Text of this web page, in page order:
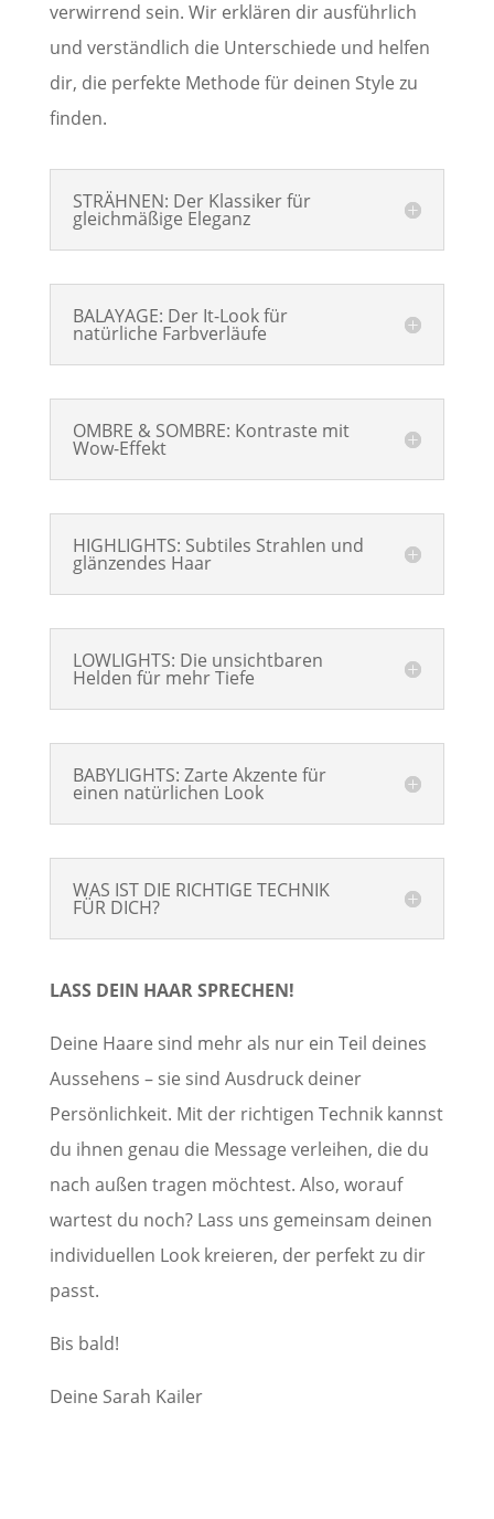
verwirrend sein. Wir erklären dir ausführlich
und verständlich die Unterschiede und helfen
dir, die perfekte Methode für deinen Style zu
finden.
STRÄHNEN: Der Klassiker für
gleichmäßige Eleganz
BALAYAGE: Der It-Look für
natürliche Farbverläufe
OMBRE & SOMBRE: Kontraste mit
Wow-Effekt
HIGHLIGHTS: Subtiles Strahlen und
glänzendes Haar
LOWLIGHTS: Die unsichtbaren
Helden für mehr Tiefe
BABYLIGHTS: Zarte Akzente für
einen natürlichen Look
WAS IST DIE RICHTIGE TECHNIK
FÜR DICH?
LASS DEIN HAAR SPRECHEN!
Deine Haare sind mehr als nur ein Teil deines
Aussehens – sie sind Ausdruck deiner
Persönlichkeit. Mit der richtigen Technik kannst
du ihnen genau die Message verleihen, die du
nach außen tragen möchtest. Also, worauf
wartest du noch? Lass uns gemeinsam deinen
individuellen Look kreieren, der perfekt zu dir
passt.
Bis bald!
Deine Sarah Kailer